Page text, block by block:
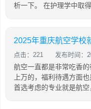
析一下。 在护理学中取
2025年重庆航空学校
点击：221 发布时间：
航空一直都是非常吃香
上万的，福利待遇方面
首选考虑的专业就是航空